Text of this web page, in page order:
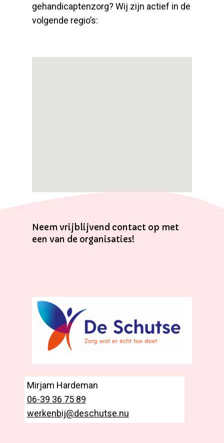
gehandicaptenzorg? Wij zijn actief in de
volgende regio’s:
Neem vrijblijvend contact op met
een van de organisaties!
Mirjam Hardeman
06-39 36 75 89
werkenbij@deschutse.nu